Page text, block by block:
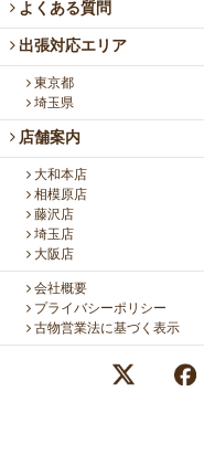
よくある質問
出張対応エリア
東京都
埼玉県
店舗案内
大和本店
相模原店
藤沢店
埼玉店
大阪店
会社概要
プライバシーポリシー
古物営業法に基づく表示